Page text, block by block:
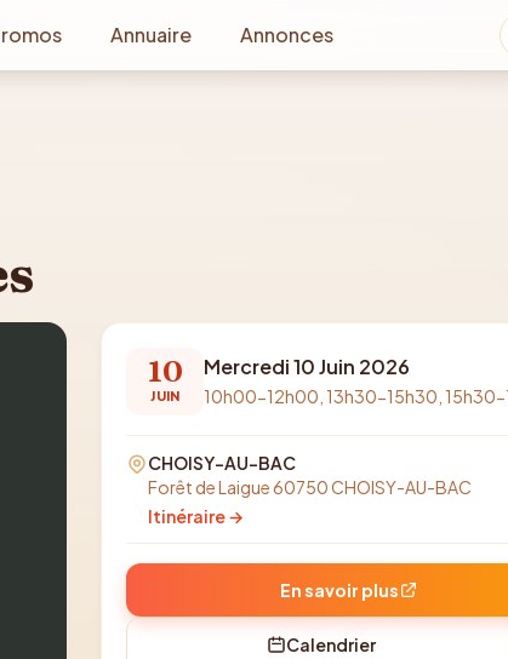
Annuaire Annonces
10
JUIN
Mercredi 10 Juin 2026
10h00-12h00, 13h30-15h30, 15h30-
CHOISY-AU-BAC
Forêt de Laigue 60750 CHOISY-AU-BAC
Itinéraire →
En savoir plus
Calendrier